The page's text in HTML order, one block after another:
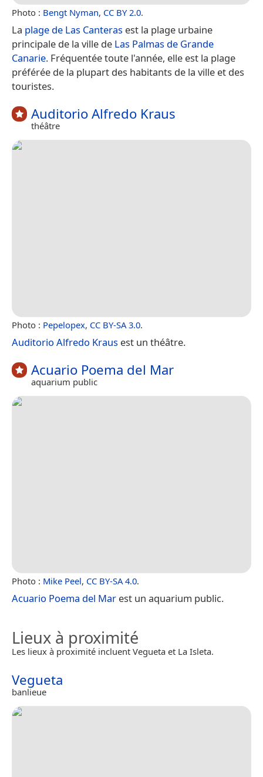
Photo : Bengt Nyman, CC BY 2.0.
La plage de Las Canteras est la plage urbaine
principale de la ville de Las Palmas de Grande
Canarie. Fréquentée toute l'année, elle est la plage
préférée de la plupart des habitants de la ville et des
touristes.
Auditorio Alfredo Kraus
théâtre
Photo : Pepelopex, CC BY-SA 3.0.
Auditorio Alfredo Kraus est un théâtre.
Acuario Poema del Mar
aquarium public
Photo : Mike Peel, CC BY-SA 4.0.
Acuario Poema del Mar est un aquarium public.
Lieux à proximité
Les lieux à proximité incluent Vegueta et La Isleta.
Vegueta
banlieue